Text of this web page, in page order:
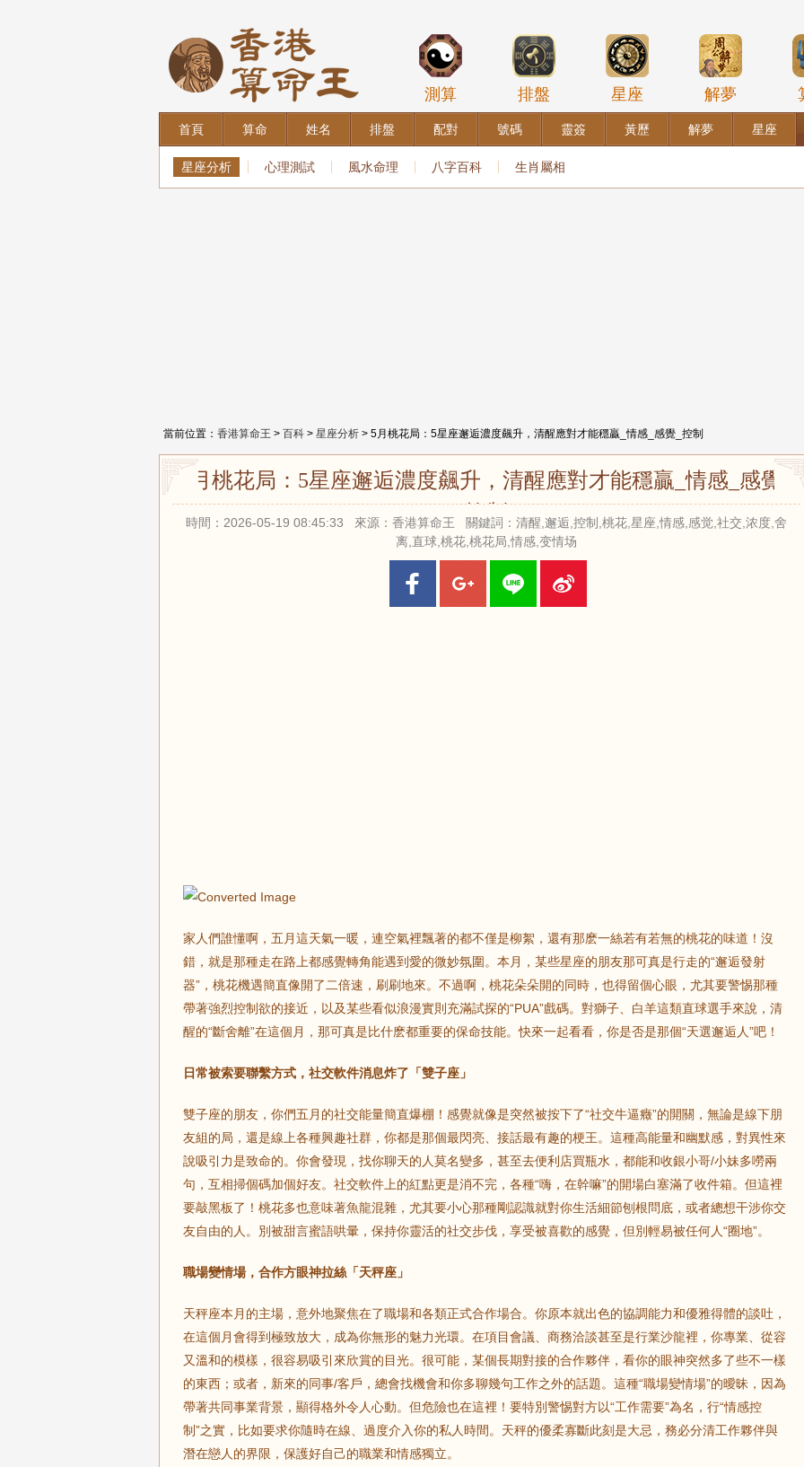
測算 排盤 星座 解夢
首頁 算命 姓名 排盤 配對 號碼 靈簽 黃歷 解夢 星座
星座分析 心理測試 風水命理 八字百科 生肖屬相
當前位置： 香港算命王 > 百科 > 星座分析 > 5月桃花局：5星座邂逅濃度飆升，清醒應對才能穩贏_情感_感覺_控制
5月桃花局：5星座邂逅濃度飆升，清醒應對才能穩贏_情感_感覺_
控制
時間：2026-05-19 08:45:33 來源：香港算命王 關鍵詞：清醒,邂逅,控制,桃花,星座,情感,感觉,社交,浓度,舍
离,直球,桃花,桃花局,情感,变情场
家人們誰懂啊，五月這天氣一暖，連空氣裡飄著的都不僅是柳絮，還有那麽一絲若有若無的桃花的味道！沒
錯，就是那種走在路上都感覺轉角能遇到愛的微妙氛圍。本月，某些星座的朋友那可真是行走的“邂逅發射
器”，桃花機遇簡直像開了二倍速，刷刷地來。不過啊，桃花朵朵開的同時，也得留個心眼，尤其要警惕那種
帶著強烈控制欲的接近，以及某些看似浪漫實則充滿試探的“PUA”戲碼。對獅子、白羊這類直球選手來說，清
醒的“斷舍離”在這個月，那可真是比什麽都重要的保命技能。快來一起看看，你是否是那個“天選邂逅人”吧！
日常被索要聯繫方式，社交軟件消息炸了「雙子座」
雙子座的朋友，你們五月的社交能量簡直爆棚！感覺就像是突然被按下了“社交牛逼癥”的開關，無論是線下朋
友組的局，還是線上各種興趣社群，你都是那個最閃亮、接話最有趣的梗王。這種高能量和幽默感，對異性來
說吸引力是致命的。你會發現，找你聊天的人莫名變多，甚至去便利店買瓶水，都能和收銀小哥/小妹多嘮兩
句，互相掃個碼加個好友。社交軟件上的紅點更是消不完，各種“嗨，在幹嘛”的開場白塞滿了收件箱。但這裡
要敲黑板了！桃花多也意味著魚龍混雜，尤其要小心那種剛認識就對你生活細節刨根問底，或者總想干涉你交
友自由的人。別被甜言蜜語哄暈，保持你靈活的社交步伐，享受被喜歡的感覺，但別輕易被任何人“圈地”。
職場變情場，合作方眼神拉絲「天秤座」
天秤座本月的主場，意外地聚焦在了職場和各類正式合作場合。你原本就出色的協調能力和優雅得體的談吐，
在這個月會得到極致放大，成為你無形的魅力光環。在項目會議、商務洽談甚至是行業沙龍裡，你專業、從容
又溫和的模樣，很容易吸引來欣賞的目光。很可能，某個長期對接的合作夥伴，看你的眼神突然多了些不一樣
的東西；或者，新來的同事/客戶，總會找機會和你多聊幾句工作之外的話題。這種“職場變情場”的曖昧，因為
帶著共同事業背景，顯得格外令人心動。但危險也在這裡！要特別警惕對方以“工作需要”為名，行“情感控
制”之實，比如要求你隨時在線、過度介入你的私人時間。天秤的優柔寡斷此刻是大忌，務必分清工作夥伴與
潛在戀人的界限，保護好自己的職業和情感獨立。